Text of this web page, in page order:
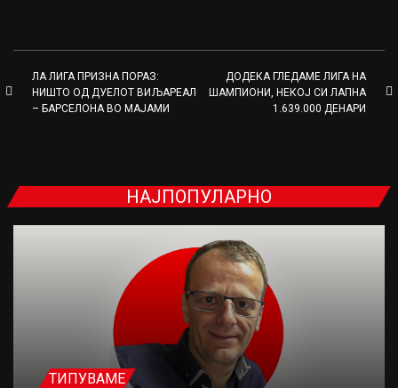
ЛА ЛИГА ПРИЗНА ПОРАЗ:
НИШТО ОД ДУЕЛОТ ВИЉАРЕАЛ
– БАРСЕЛОНА ВО МАЈАМИ
ДОДЕКА ГЛЕДАМЕ ЛИГА НА
ШАМПИОНИ, НЕКОЈ СИ ЛАПНА
1.639.000 ДЕНАРИ
НАЈПОПУЛАРНО
ТИПУВАМЕ